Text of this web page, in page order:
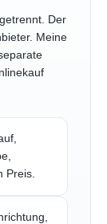
Der
Meine
Preis.